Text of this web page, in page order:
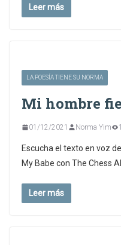
Leer más
LA POESÍA TIENE SU NORMA
Mi hombre
01/12/2021 Norma Yim
Escucha el texto en voz
My Babe con The Chess
Leer más